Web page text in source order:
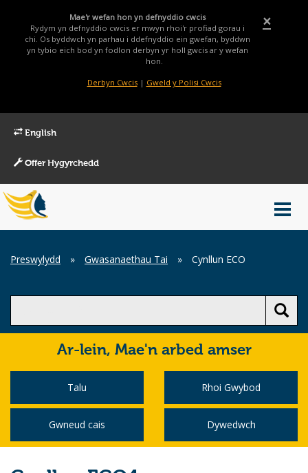
×
Mae'r wefan hon yn defnyddio cwcis
Rydym yn defnyddio cwcis er mwyn rhoi'r profiad gorau i
chi. Os byddwch yn parhau i ddefnyddio ein gwefan, byddwn
yn tybio eich bod yn fodlon derbyn yr holl gwcis ar y wefan
hon.
Derbyn Cwcis| Gweld y Polisi Cwcis
English
Offer Hygyrchedd
Main
Menu
Breadcrumb
Preswylydd » Gwasanaethau Tai » Cynllun ECO
Ar-lein, Mae'n arbed amser
Talu Rhoi Gwybod
Gwneud cais Dywedwch